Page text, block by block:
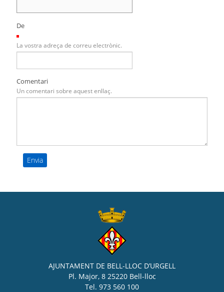
De
La vostra adreça de correu electrònic.
Comentari
Un comentari sobre aquest enllaç.
AJUNTAMENT DE BELL-LLOC D’URGELL
Pl. Major, 8 25220 Bell-lloc
Tel. 973 560 100